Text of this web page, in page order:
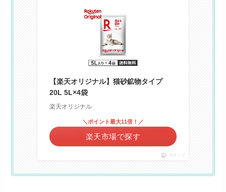
【楽天オリジナル】猫砂鉱物タイプ
20L 5L×4袋
楽天オリジナル
＼ポイント最大11倍！／
楽天市場で探す
ポチップ